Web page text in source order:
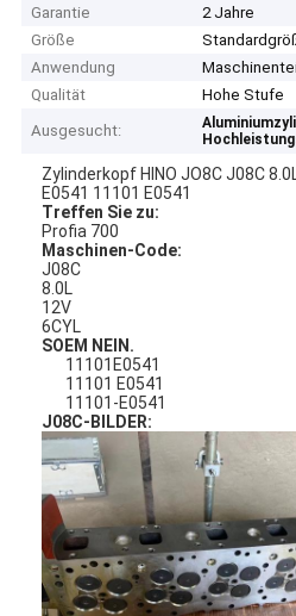
Garantie
2 Jahre
Größe
Anwendung
Qualität
Hohe Stufe
Ausgesucht:
Zylinderkopf HINO JO8C J08C
E0541 11101 E0541
Treffen Sie zu:
Profia 700
Maschinen-Code:
J08C
8.0L
12V
6CYL
SOEM NEIN.
11101E0541
11101 E0541
11101-E0541
J08C-BILDER: